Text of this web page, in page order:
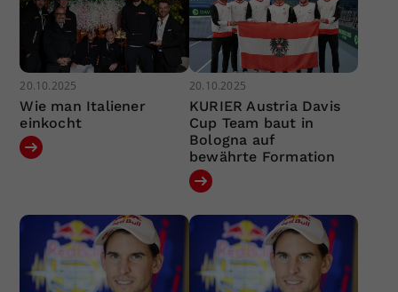
20.10.2025
Wie man Italiener
einkocht
20.10.2025
KURIER Austria Davis
Cup Team baut in
Bologna auf
bewährte Formation